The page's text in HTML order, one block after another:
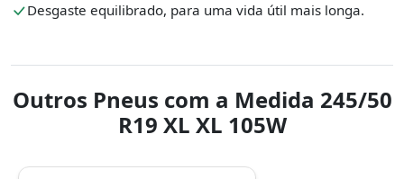
Desgaste equilibrado, para uma vida útil mais longa.
Outros Pneus com a Medida 245/50
R19 XL XL 105W